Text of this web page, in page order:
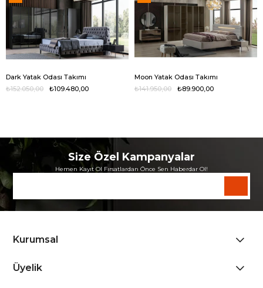
Dark Yatak Odası Takımı
₺109.480,00
₺152.050,00
Moon Yatak Odası Takımı
₺89.900,00
₺141.950,00
Size Özel Kampanyalar
Hemen Kayıt Ol Fırsatlardan Önce Sen Haberdar Ol!
Kurumsal
Üyelik